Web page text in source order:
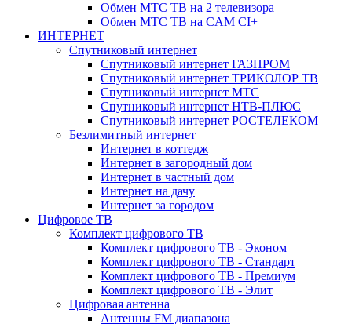
Обмен МТС ТВ на 2 телевизора
Обмен МТС ТВ на CAM CI+
ИНТЕРНЕТ
Спутниковый интернет
Спутниковый интернет ГАЗПРОМ
Спутниковый интернет ТРИКОЛОР ТВ
Спутниковый интернет МТС
Спутниковый интернет НТВ-ПЛЮС
Спутниковый интернет РОСТЕЛЕКОМ
Безлимитный интернет
Интернет в коттедж
Интернет в загородный дом
Интернет в частный дом
Интернет на дачу
Интернет за городом
Цифровое ТВ
Комплект цифрового ТВ
Комплект цифрового ТВ - Эконом
Комплект цифрового ТВ - Стандарт
Комплект цифрового ТВ - Премиум
Комплект цифрового ТВ - Элит
Цифровая антенна
Антенны FM диапазона